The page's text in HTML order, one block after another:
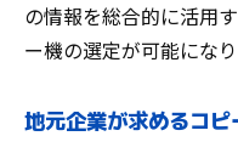
の情報を総合的に活用
ー機の選定が可能になり
地元企業が求めるコ